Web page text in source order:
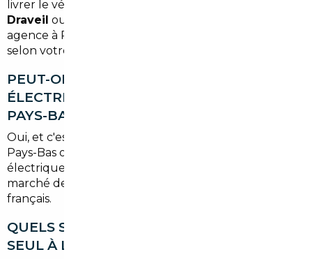
livrer le véhicule
Draveil ou vous inviter à le récupérer dans notre
agence à Paris. Les deux options sont disponibles
selon votre convenance.
PEUT-ON IMPORTER UN VÉHICULE
ÉLECTRIQUE OU HYBRIDE DEPUIS LES
PAYS-BAS ?
Oui, et c'est même l'un des cas les plus rentables. Les
Pays-Bas ont fortement subventionné les véhicules
électriques ces dernières années, ce qui a créé un
marché de l'occasion très attractif pour les acheteurs
français.
QUELS SONT LES RISQUES SI J'ACHÈTE
SEUL À L'ÉTRANGER SANS COURTIER ?